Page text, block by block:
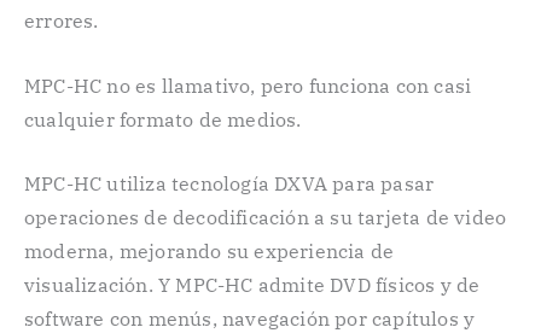
errores.
MPC-HC no es llamativo, pero funciona con casi
cualquier formato de medios.
MPC-HC utiliza tecnología DXVA para pasar
operaciones de decodificación a su tarjeta de video
moderna, mejorando su experiencia de
visualización. Y MPC-HC admite DVD físicos y de
software con menús, navegación por capítulos y